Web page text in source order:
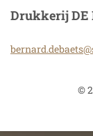
Drukkerij DE
bernard.debaets@
©